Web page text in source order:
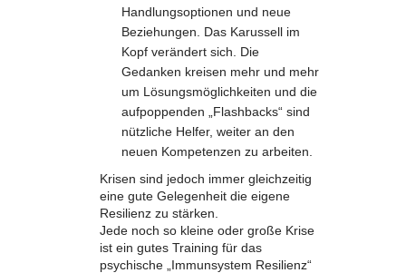
Handlungsoptionen und neue
Beziehungen. Das Karussell im
Kopf verändert sich. Die
Gedanken kreisen mehr und mehr
um Lösungsmöglichkeiten und die
aufpoppenden „Flashbacks“ sind
nützliche Helfer, weiter an den
neuen Kompetenzen zu arbeiten.
Krisen sind jedoch immer gleichzeitig
eine gute Gelegenheit die eigene
Resilienz zu stärken.
Jede noch so kleine oder große Krise
ist ein gutes Training für das
psychische „Immunsystem Resilienz“